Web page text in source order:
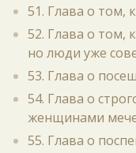
51. Глава о том,
52. Глава о том,
но люди уже
53. Глава о
54. Глава о
женщинами
55. Глава о